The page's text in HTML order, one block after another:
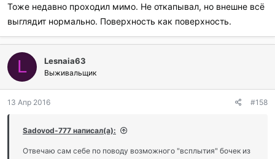
и
л
и
:
Тоже недавно проходил мимо. Не откапывал, но внешне всё
выглядит нормально. Поверхность как поверхность.
L Lesnaia63
Выживальщик
13 Апр 2016 #158
Sadovod-777 написал(а):
Отвечаю сам себе по поводу возможного "всплытия" бочек из